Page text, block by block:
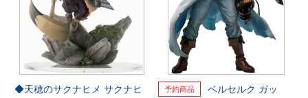
◆天穂のサクナヒメ サクナヒ
ベルセルク ガッ